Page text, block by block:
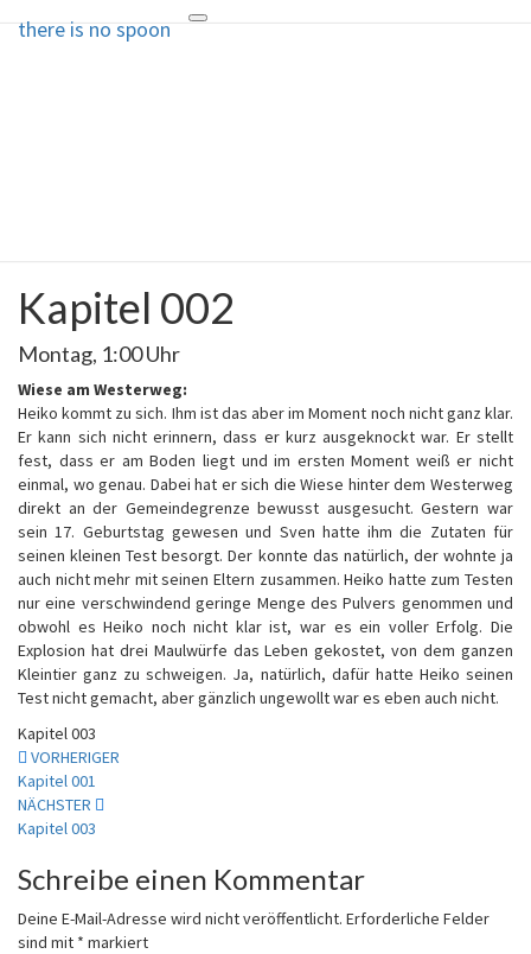
Toggle
there is no spoon
there is no spoon
Kapitel
002
Kapitel 002
Montag, 1:00 Uhr
Wiese am Westerweg:
Heiko kommt zu sich. Ihm ist das aber im Moment noch nicht ganz klar.
Er kann sich nicht erinnern, dass er kurz ausgeknockt war. Er stellt
fest, dass er am Boden liegt und im ersten Moment weiß er nicht
einmal, wo genau. Dabei hat er sich die Wiese hinter dem Westerweg
direkt an der Gemeindegrenze bewusst ausgesucht. Gestern war
sein 17. Geburtstag gewesen und Sven hatte ihm die Zutaten für
seinen kleinen Test besorgt. Der konnte das natürlich, der wohnte ja
auch nicht mehr mit seinen Eltern zusammen. Heiko hatte zum Testen
nur eine verschwindend geringe Menge des Pulvers genommen und
obwohl es Heiko noch nicht klar ist, war es ein voller Erfolg. Die
Explosion hat drei Maulwürfe das Leben gekostet, von dem ganzen
Kleintier ganz zu schweigen. Ja, natürlich, dafür hatte Heiko seinen
Test nicht gemacht, aber gänzlich ungewollt war es eben auch nicht.
Kapitel 003
Beitragsnavigation
VORHERIGER
Kapitel 001
NÄCHSTER
Kapitel 003
Schreibe einen Kommentar
Deine E-Mail-Adresse wird nicht veröffentlicht. Erforderliche Felder
sind mit * markiert